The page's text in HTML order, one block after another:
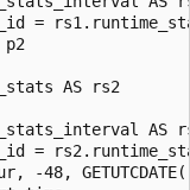
=
AS rs2
AS
=
-48,